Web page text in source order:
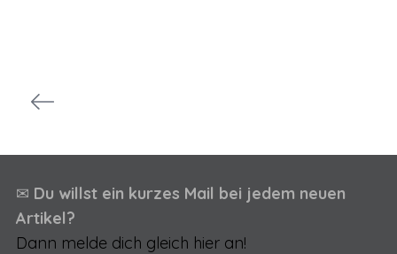
t
e
n
n
✉ Du willst ein kurzes Mail bei jedem neuen
Artikel?
Dann melde dich gleich hier an!